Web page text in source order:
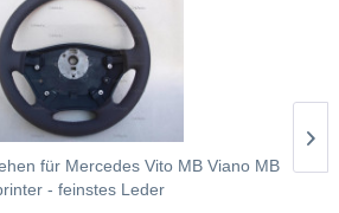
für Mercedes Vito MB Viano MB
- feinstes Leder